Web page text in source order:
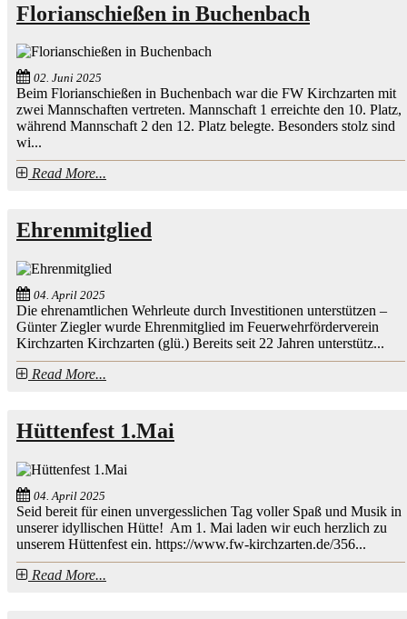
Florianschießen in Buchenbach
02. Juni 2025
Beim Florianschießen in Buchenbach war die FW Kirchzarten mit
zwei Mannschaften vertreten. Mannschaft 1 erreichte den 10. Platz,
während Mannschaft 2 den 12. Platz belegte. Besonders stolz sind
wi...
Read More...
Ehrenmitglied
04. April 2025
Die ehrenamtlichen Wehrleute durch Investitionen unterstützen –
Günter Ziegler wurde Ehrenmitglied im Feuerwehrförderverein
Kirchzarten Kirchzarten (glü.) Bereits seit 22 Jahren unterstütz...
Read More...
Hüttenfest 1.Mai
04. April 2025
Seid bereit für einen unvergesslichen Tag voller Spaß und Musik in
unserer idyllischen Hütte! Am 1. Mai laden wir euch herzlich zu
unserem Hüttenfest ein. https://www.fw-kirchzarten.de/356...
Read More...